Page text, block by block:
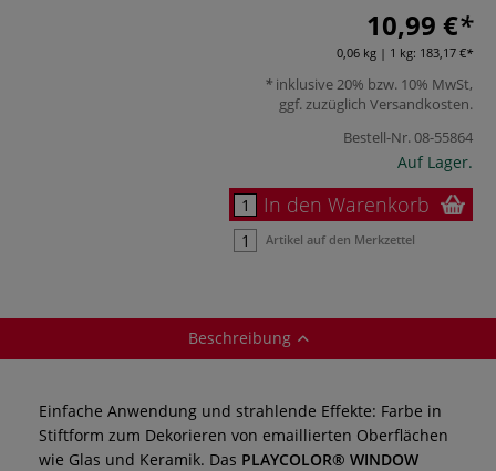
10,99 €
0,06 kg | 1 kg: 183,17 €
inklusive 20% bzw. 10% MwSt,
ggf. zuzüglich Versandkosten.
Bestell-Nr.08-55864
Auf Lager.
In den Warenkorb
Artikel auf den Merkzettel
Beschreibung
Einfache Anwendung und strahlende Effekte: Farbe in
Stiftform zum Dekorieren von emaillierten Oberflächen
wie Glas und Keramik. Das PLAYCOLOR® WINDOW